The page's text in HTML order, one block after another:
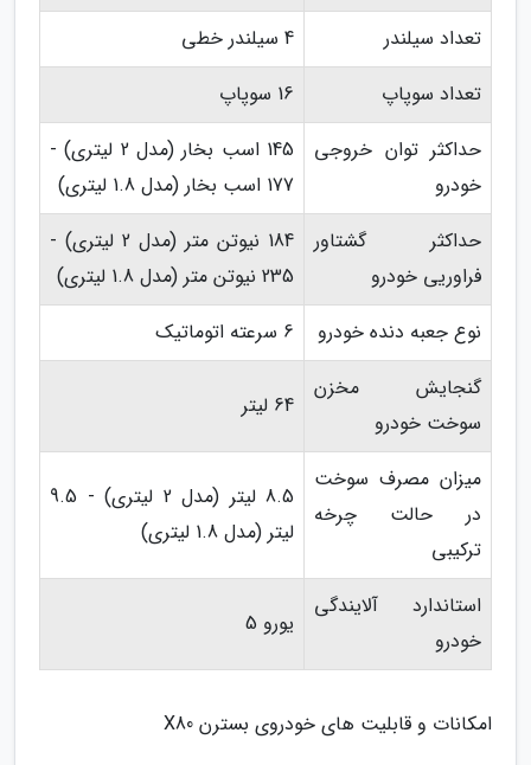
تعداد سیلندر
4 سیلندر خطی
تعداد سوپاپ
16 سوپاپ
حداکثر توان خروجی
خودرو
145 اسب بخار (مدل 2 لیتری) -
177 اسب بخار (مدل 1.8 لیتری)
حداکثر گشتاور
فراوریی خودرو
184 نیوتن متر (مدل 2 لیتری) -
235 نیوتن متر (مدل 1.8 لیتری)
نوع جعبه دنده خودرو
6 سرعته اتوماتیک
گنجایش مخزن
سوخت خودرو
64 لیتر
میزان مصرف سوخت
در حالت چرخه
ترکیبی
8.5 لیتر (مدل 2 لیتری) - 9.5
لیتر (مدل 1.8 لیتری)
استاندارد آلایندگی
خودرو
یورو 5
امکانات و قابلیت های خودروی بسترن X80